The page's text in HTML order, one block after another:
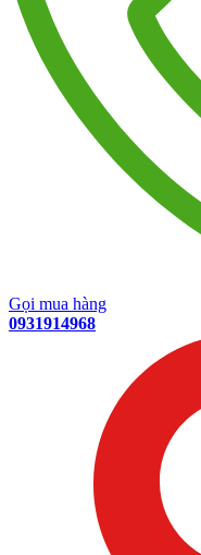
Gọi mua hàng
0931914968